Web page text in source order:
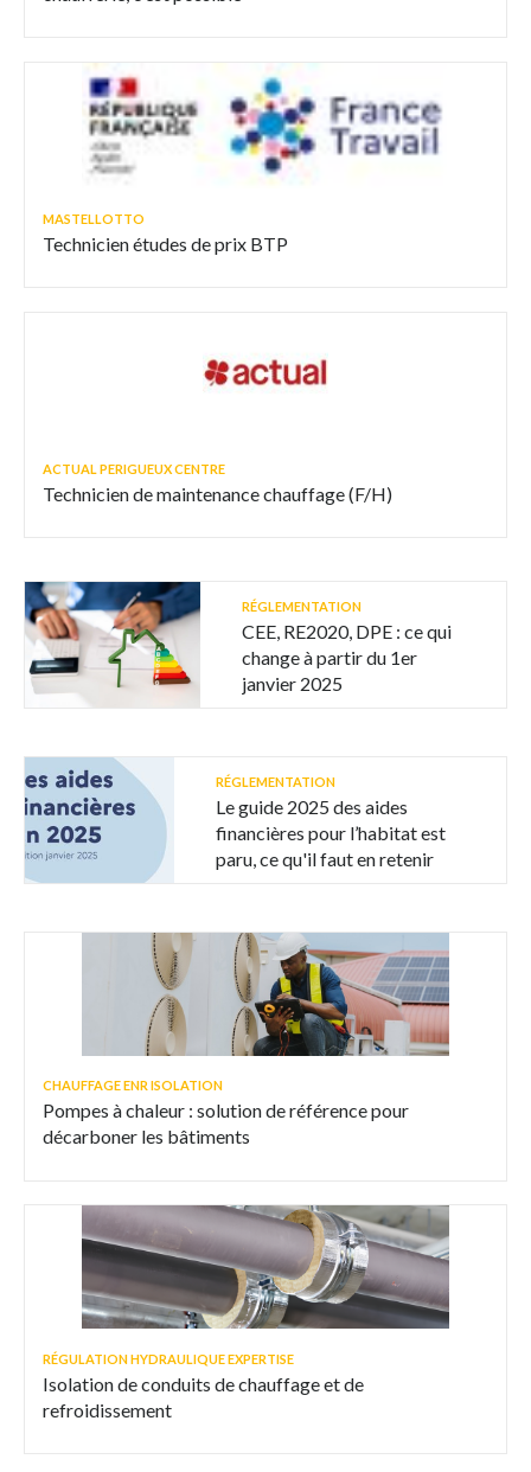
MASTELLOTTO
Technicien études de prix BTP
ACTUAL PERIGUEUX CENTRE
Technicien de maintenance chauffage (F/H)
RÉGLEMENTATION
CEE, RE2020, DPE : ce qui
change à partir du 1er
janvier 2025
RÉGLEMENTATION
Le guide 2025 des aides
financières pour l’habitat est
paru, ce qu'il faut en retenir
CHAUFFAGE ENR ISOLATION
Pompes à chaleur : solution de référence pour
décarboner les bâtiments
RÉGULATION HYDRAULIQUE EXPERTISE
Isolation de conduits de chauffage et de
refroidissement